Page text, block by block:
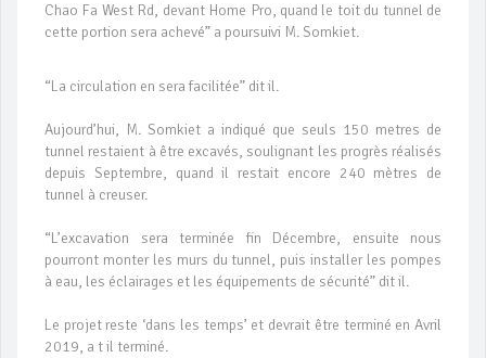
Chao Fa West Rd, devant Home Pro, quand le toit du tunnel de
cette portion sera achevé” a poursuivi M. Somkiet.
“La circulation en sera facilitée” dit il.
Aujourd’hui, M. Somkiet a indiqué que seuls 150 metres de
tunnel restaient à être excavés, soulignant les progrès réalisés
depuis Septembre, quand il restait encore 240 mètres de
tunnel à creuser.
“L’excavation sera terminée fin Décembre, ensuite nous
pourront monter les murs du tunnel, puis installer les pompes
à eau, les éclairages et les équipements de sécurité” dit il.
Le projet reste ‘dans les temps’ et devrait être terminé en Avril
2019, a t il terminé.